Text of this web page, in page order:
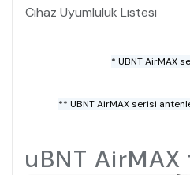
Cihaz Uyumluluk Listesi
* UBNT AirMAX
** UBNT AirMAX serisi
uBNT